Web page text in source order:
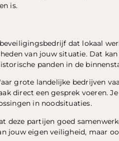
is.
dat lokaal
van jouw situatie. Dat
panden in de
grote landelijke bedrijven
direct een gesprek voeren.
in noodsituaties.
deze partijen goed
jouw eigen veiligheid, maar